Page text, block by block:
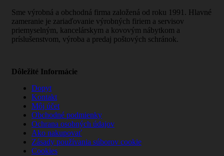
Sme výrobná a obchodná firma založená od roku 1991. Hlavné
zameranie je zariaďovanie výrobných firiem a servisov
priemyselným, kancelárskym a kovovým nábytkom a
príslušenstvom, výroba a predaj poštových schránok.
Dôležité Informácie
Dopyt
Kontakt
Môj účet
Obchodné podmienky
Ochrana osobných údajov
Ako nakupovať
Zásady používania súborov cookie
Cookies